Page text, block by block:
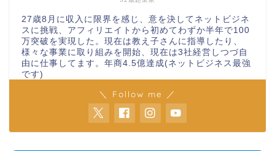
27歳8月に収入に限界を感じ、意を決してネットビジネ
スに挑戦、アフィリエイトから初めてわずか半年で100
万突破を実現した。現在は教え子さんに指導したり、
様々な事業に取り組みを開始、現在は3社経営しつづ自
由に仕事してます。年商4.5億達成(ネットビジネス最強
です)
＼ Follow me ／